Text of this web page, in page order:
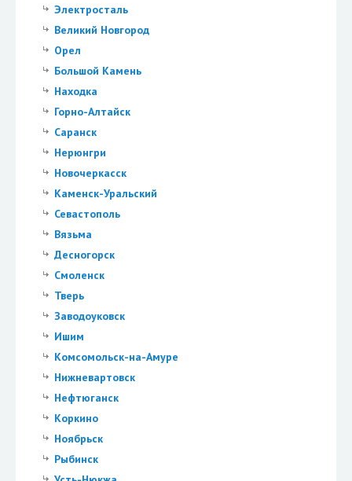
Электросталь
Великий Новгород
Орел
Большой Камень
Находка
Горно-Алтайск
Саранск
Нерюнгри
Новочеркасск
Каменск-Уральский
Севастополь
Вязьма
Десногорск
Смоленск
Тверь
Заводоуковск
Ишим
Комсомольск-на-Амуре
Нижневартовск
Нефтюганск
Коркино
Ноябрьск
Рыбинск